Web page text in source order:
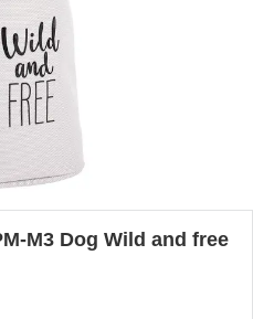
M3 Dog Wild and free